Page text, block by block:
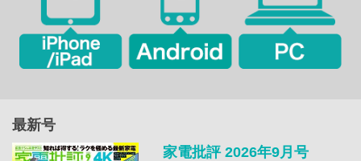
最新号
家電批評 2026年9月号